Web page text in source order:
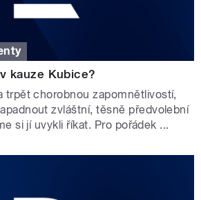
kauze Kubice?
trpět chorobnou zapomnětlivostí,
zvláštní, těsně předvolební
si jí uvykli říkat. Pro pořádek ...